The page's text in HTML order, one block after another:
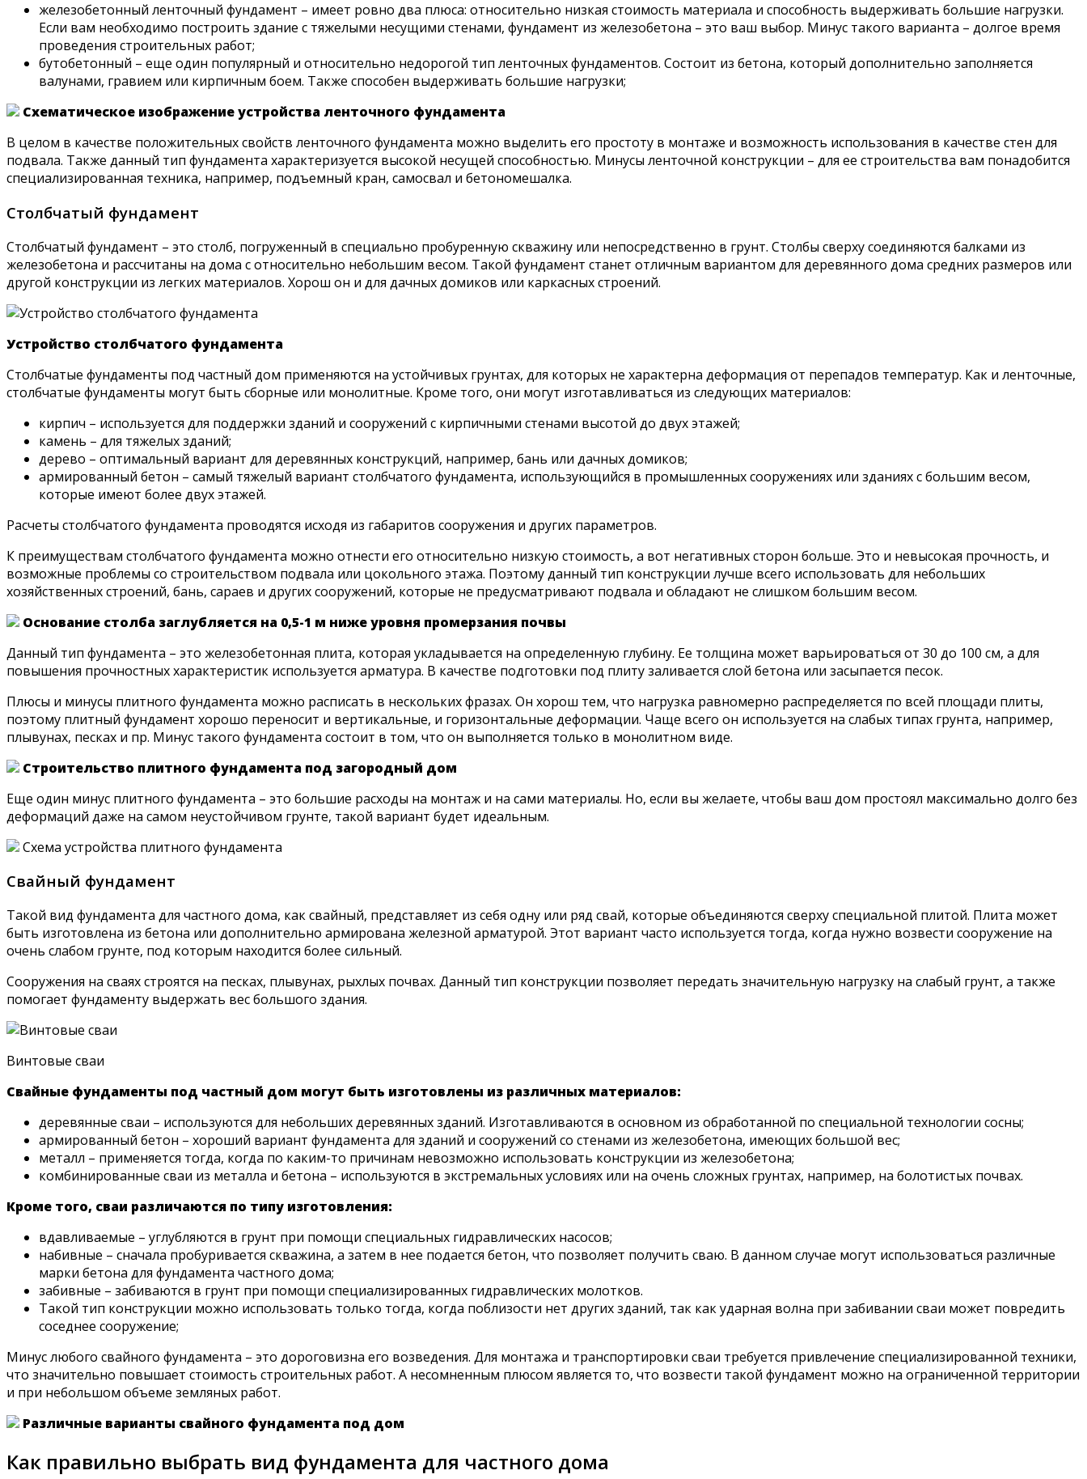
железобетонный ленточный фундамент – имеет ровно два плюса: относительно низкая стоимость материала и способность выдерживать большие нагрузки.
Если вам необходимо построить здание с тяжелыми несущими стенами, фундамент из железобетона – это ваш выбор. Минус такого варианта – долгое время
проведения строительных работ;
бутобетонный – еще один популярный и относительно недорогой тип ленточных фундаментов. Состоит из бетона, который дополнительно заполняется
валунами, гравием или кирпичным боем. Также способен выдерживать большие нагрузки;
Схематическое изображение устройства ленточного фундамента
В целом в качестве положительных свойств ленточного фундамента можно выделить его простоту в монтаже и возможность использования в качестве стен для
подвала. Также данный тип фундамента характеризуется высокой несущей способностью. Минусы ленточной конструкции – для ее строительства вам понадобится
специализированная техника, например, подъемный кран, самосвал и бетономешалка.
Столбчатый фундамент
Столбчатый фундамент – это столб, погруженный в специально пробуренную скважину или непосредственно в грунт. Столбы сверху соединяются балками из
железобетона и рассчитаны на дома с относительно небольшим весом. Такой фундамент станет отличным вариантом для деревянного дома средних размеров или
другой конструкции из легких материалов. Хорош он и для дачных домиков или каркасных строений.
Устройство столбчатого фундамента
Столбчатые фундаменты под частный дом применяются на устойчивых грунтах, для которых не характерна деформация от перепадов температур. Как и ленточные,
столбчатые фундаменты могут быть сборные или монолитные. Кроме того, они могут изготавливаться из следующих материалов:
кирпич – используется для поддержки зданий и сооружений с кирпичными стенами высотой до двух этажей;
камень – для тяжелых зданий;
дерево – оптимальный вариант для деревянных конструкций, например, бань или дачных домиков;
армированный бетон – самый тяжелый вариант столбчатого фундамента, использующийся в промышленных сооружениях или зданиях с большим весом,
которые имеют более двух этажей.
Расчеты столбчатого фундамента проводятся исходя из габаритов сооружения и других параметров.
К преимуществам столбчатого фундамента можно отнести его относительно низкую стоимость, а вот негативных сторон больше. Это и невысокая прочность, и
возможные проблемы со строительством подвала или цокольного этажа. Поэтому данный тип конструкции лучше всего использовать для небольших
хозяйственных строений, бань, сараев и других сооружений, которые не предусматривают подвала и обладают не слишком большим весом.
Основание столба заглубляется на 0,5-1 м ниже уровня промерзания почвы
Данный тип фундамента – это железобетонная плита, которая укладывается на определенную глубину. Ее толщина может варьироваться от 30 до 100 см, а для
повышения прочностных характеристик используется арматура. В качестве подготовки под плиту заливается слой бетона или засыпается песок.
Плюсы и минусы плитного фундамента можно расписать в нескольких фразах. Он хорош тем, что нагрузка равномерно распределяется по всей площади плиты,
поэтому плитный фундамент хорошо переносит и вертикальные, и горизонтальные деформации. Чаще всего он используется на слабых типах грунта, например,
плывунах, песках и пр. Минус такого фундамента состоит в том, что он выполняется только в монолитном виде.
Строительство плитного фундамента под загородный дом
Еще один минус плитного фундамента – это большие расходы на монтаж и на сами материалы. Но, если вы желаете, чтобы ваш дом простоял максимально долго без
деформаций даже на самом неустойчивом грунте, такой вариант будет идеальным.
Схема устройства плитного фундамента
Свайный фундамент
Такой вид фундамента для частного дома, как свайный, представляет из себя одну или ряд свай, которые объединяются сверху специальной плитой. Плита может
быть изготовлена из бетона или дополнительно армирована железной арматурой. Этот вариант часто используется тогда, когда нужно возвести сооружение на
очень слабом грунте, под которым находится более сильный.
Сооружения на сваях строятся на песках, плывунах, рыхлых почвах. Данный тип конструкции позволяет передать значительную нагрузку на слабый грунт, а также
помогает фундаменту выдержать вес большого здания.
Винтовые сваи
Свайные фундаменты под частный дом могут быть изготовлены из различных материалов:
деревянные сваи – используются для небольших деревянных зданий. Изготавливаются в основном из обработанной по специальной технологии сосны;
армированный бетон – хороший вариант фундамента для зданий и сооружений со стенами из железобетона, имеющих большой вес;
металл – применяется тогда, когда по каким-то причинам невозможно использовать конструкции из железобетона;
комбинированные сваи из металла и бетона – используются в экстремальных условиях или на очень сложных грунтах, например, на болотистых почвах.
Кроме того, сваи различаются по типу изготовления:
вдавливаемые – углубляются в грунт при помощи специальных гидравлических насосов;
набивные – сначала пробуривается скважина, а затем в нее подается бетон, что позволяет получить сваю. В данном случае могут использоваться различные
марки бетона для фундамента частного дома;
забивные – забиваются в грунт при помощи специализированных гидравлических молотков.
Такой тип конструкции можно использовать только тогда, когда поблизости нет других зданий, так как ударная волна при забивании сваи может повредить
соседнее сооружение;
Минус любого свайного фундамента – это дороговизна его возведения. Для монтажа и транспортировки сваи требуется привлечение специализированной техники,
что значительно повышает стоимость строительных работ. А несомненным плюсом является то, что возвести такой фундамент можно на ограниченной территории
и при небольшом объеме земляных работ.
Различные варианты свайного фундамента под дом
Как правильно выбрать вид фундамента для частного дома